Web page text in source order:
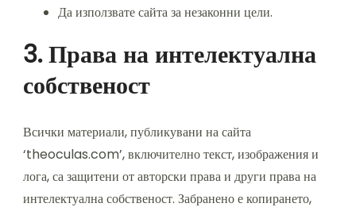
Да използвате сайта за незаконни цели.
3. Права на интелектуална
собственост
Всички материали, публикувани на сайта
‘theoculas.com’, включително текст, изображения и
лога, са защитени от авторски права и други права на
интелектуална собственост. Забранено е копирането,